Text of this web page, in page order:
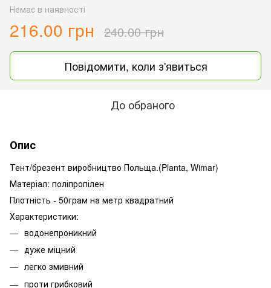
Немає в наявності
216.00 грн 240.00 грн
Повідомити, коли з'явиться
До обраного
Опис
Тент/брезент виробництво Польща.(Planta, Wimar)
Матеріал: поліпропілен
Плотність - 50грам на метр квадратний
Характеристики:
водонепроникний
дуже міцний
легко змивний
проти грибковий